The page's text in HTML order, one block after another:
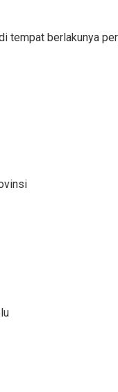
tempat berlakunya